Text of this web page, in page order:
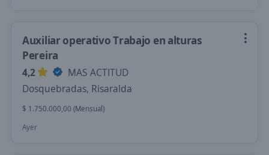
Auxiliar operativo Trabajo en alturas
Pereira
4,2
MAS ACTITUD
Dosquebradas, Risaralda
$ 1.750.000,00 (Mensual)
Ayer